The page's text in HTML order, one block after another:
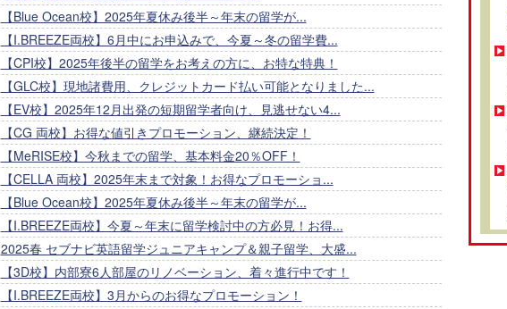
【Blue Ocean校】2025年夏休み後半～年末の留学が...
【I.BREEZE両校】6月中にお申込みで、今夏～冬の留学費...
【CPI校】2025年後半の留学をお考えの方に、お特な特典！
【GLC校】現地諸費用、クレジットカード払い可能となりました...
【EV校】2025年12月出発の短期留学者向け、見逃せない4...
【CG 両校】お得な値引きプロモーション、継続決定！
【MeRISE校】今秋までの留学、基本料金20％OFF！
【CELLA 両校】2025年末まで対象！お得なプロモーショ...
【Blue Ocean校】2025年夏休み後半～年末の留学が...
【I.BREEZE両校】今夏～年末に留学検討中の方必見！お得...
2025春 セブナビ英語留学ジュニアキャンプ＆親子留学、大盛...
【3D校】内部寮6人部屋のリノベーション、着々進行中です！
【I.BREEZE両校】3月からのお得なプロモーション！